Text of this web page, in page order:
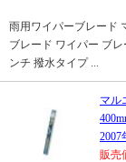
雨用ワイパーブレード
ブレード ワイパー ブ
ンチ 撥水タイプ ...
マル
2007
販売